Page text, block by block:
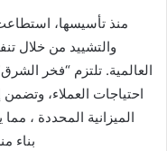
منذ تأسيسها،
والتشييد من خلال
العالمية. تلتزم “فخر
احتياجات العملاء،
الميزانية المحددة ،
بناء